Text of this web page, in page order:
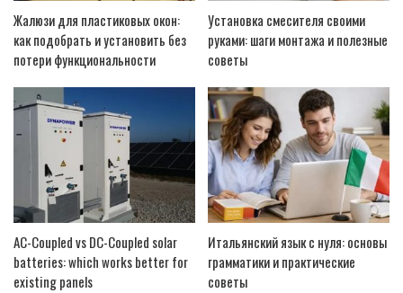
Жалюзи для пластиковых окон:
как подобрать и установить без
потери функциональности
Установка смесителя своими
руками: шаги монтажа и полезные
советы
AC-Coupled vs DC-Coupled solar
batteries: which works better for
existing panels
Итальянский язык с нуля: основы
грамматики и практические
советы